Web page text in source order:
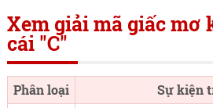
Xem giải mã giấc mơ
cái "C"
Phân loại
Sự kiện